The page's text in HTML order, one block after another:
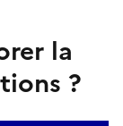
la
?